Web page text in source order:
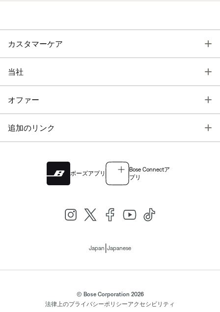
カスタマーケア
当社
オファー
追加のリンク
ボーズアプリ
Bose Connectア
プリ
Japan Japanese
© Bose Corporation 2026
法律上のプライバシーポリシーアクセシビリティ